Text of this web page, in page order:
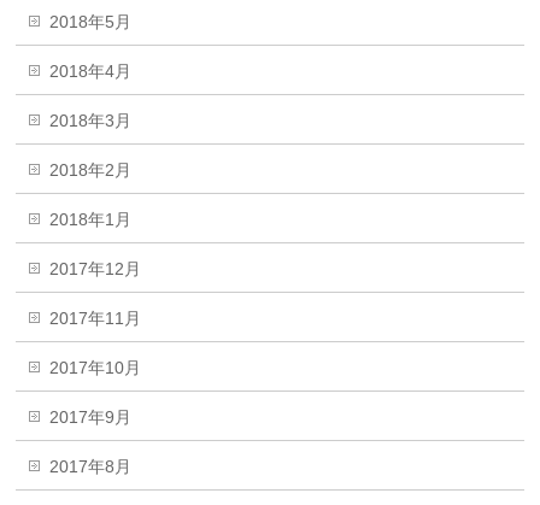
2018年5月
2018年4月
2018年3月
2018年2月
2018年1月
2017年12月
2017年11月
2017年10月
2017年9月
2017年8月